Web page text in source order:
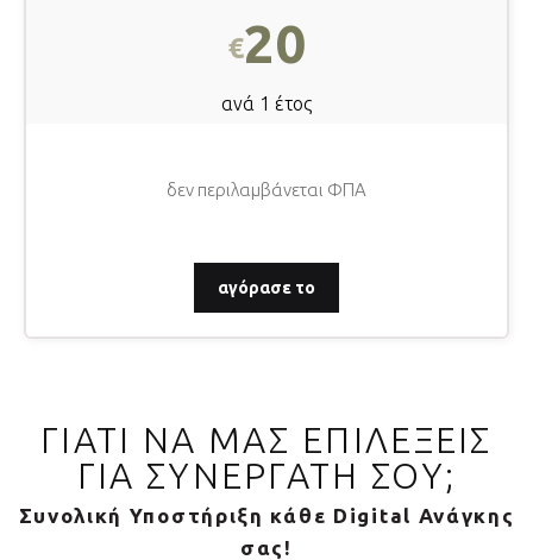
€20
ανά 1 έτος
δεν περιλαμβάνεται ΦΠΑ
αγόρασε το
ΓΙΑΤΙ ΝΑ ΜΑΣ ΕΠΙΛΕΞΕΙΣ
ΓΙΑ ΣΥΝΕΡΓΑΤΗ ΣΟΥ;
Συνολική Υποστήριξη κάθε Digital Ανάγκης
σας!